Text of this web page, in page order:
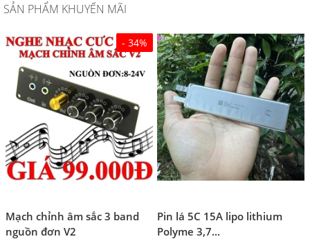
SẢN PHẨM KHUYẾN MÃI
- 34%
Mạch chỉnh âm sắc 3 band
nguồn đơn V2
Pin lá 5C 15A lipo lithium
Polyme 3,7...